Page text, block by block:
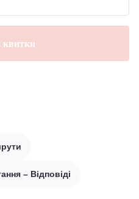
квитки
– Відповіді